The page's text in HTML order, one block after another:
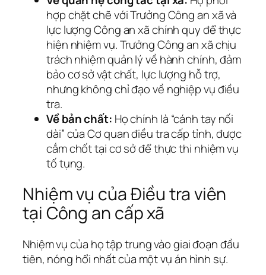
hợp chặt chẽ với Trưởng Công an xã và
lực lượng Công an xã chính quy để thực
hiện nhiệm vụ. Trưởng Công an xã chịu
trách nhiệm quản lý về hành chính, đảm
bảo cơ sở vật chất, lực lượng hỗ trợ,
nhưng không chỉ đạo về nghiệp vụ điều
tra.
Về bản chất: Họ chính là “cánh tay nối
dài” của Cơ quan điều tra cấp tỉnh, được
cắm chốt tại cơ sở để thực thi nhiệm vụ
tố tụng.
Nhiệm vụ của Điều tra viên
tại Công an cấp xã
Nhiệm vụ của họ tập trung vào giai đoạn đầu
tiên, nóng hổi nhất của một vụ án hình sự.